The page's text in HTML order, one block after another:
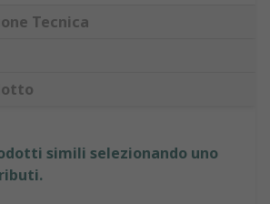
Tecnica
simili selezionando uno